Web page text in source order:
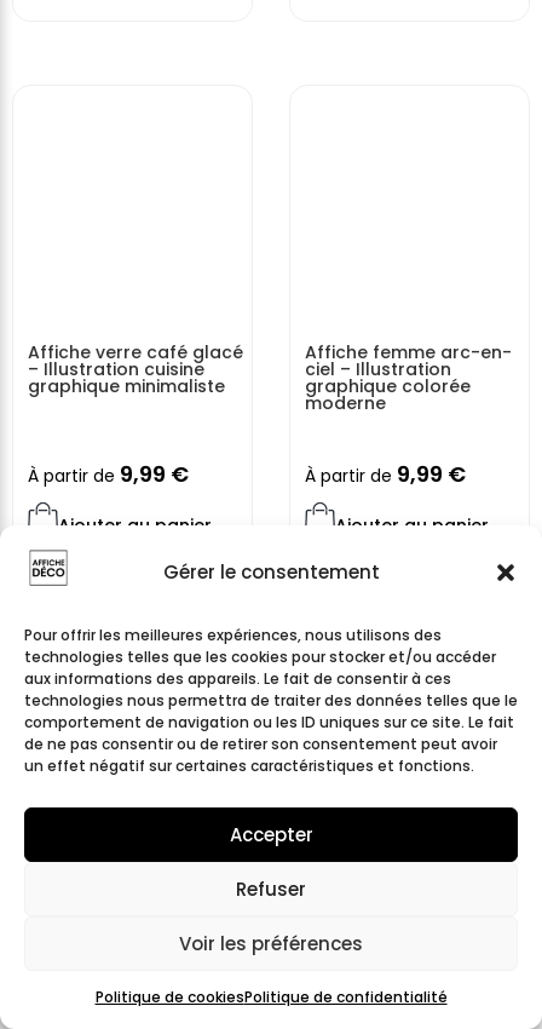
Gérer le consentement
Pour offrir les meilleures expériences, nous utilisons des
technologies telles que les cookies pour stocker et/ou accéder
aux informations des appareils. Le fait de consentir à ces
technologies nous permettra de traiter des données telles que le
comportement de navigation ou les ID uniques sur ce site. Le fait
de ne pas consentir ou de retirer son consentement peut avoir
un effet négatif sur certaines caractéristiques et fonctions.
Accepter
Refuser
Voir les préférences
Politique de cookiesPolitique de confidentialité
Affiche verre café glacé
– Illustration cuisine
graphique minimaliste
À partir de 9,99 €
Ajouter au panier
Affiche femme arc-en-
ciel – Illustration
graphique colorée
moderne
À partir de 9,99 €
Ajouter au panier
9,99€ 9,99